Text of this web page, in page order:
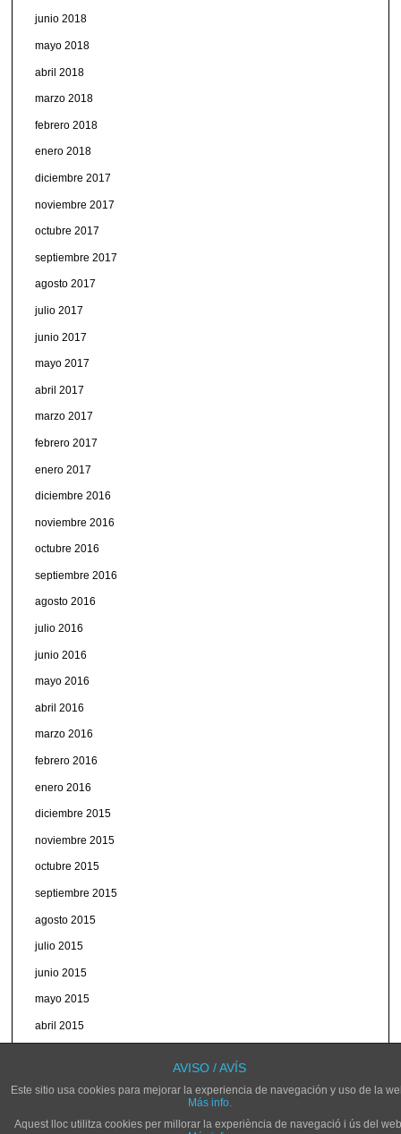
junio 2018
mayo 2018
abril 2018
marzo 2018
febrero 2018
enero 2018
diciembre 2017
noviembre 2017
octubre 2017
septiembre 2017
agosto 2017
julio 2017
junio 2017
mayo 2017
abril 2017
marzo 2017
febrero 2017
enero 2017
diciembre 2016
noviembre 2016
octubre 2016
septiembre 2016
agosto 2016
julio 2016
junio 2016
mayo 2016
abril 2016
marzo 2016
febrero 2016
enero 2016
diciembre 2015
noviembre 2015
octubre 2015
septiembre 2015
agosto 2015
julio 2015
junio 2015
mayo 2015
abril 2015
AVISO / AVÍS
Este sitio usa cookies para mejorar la experiencia de navegación y uso de la
Más info.
Aquest lloc utilitza cookies per millorar la experiència de navegació i ús del